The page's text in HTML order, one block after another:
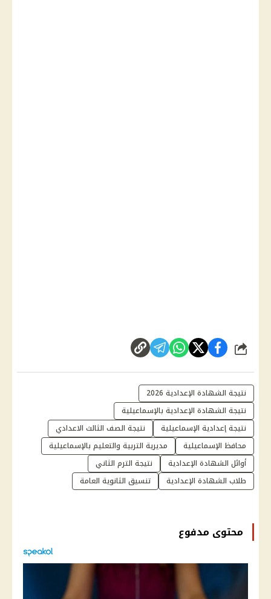
شارك
نتيجة الشهادة الإعدادية 2026
نتيجة الشهادة الإعدادية بالإسماعيلية
نتيجة إعدادية الإسماعيلية
نتيجة الصف الثالث الاعدادي
محافظ الإسماعيلية
مديرية التربية والتعليم بالإسماعيلية
أوائل الشهادة الإعدادية
نتيجة الترم الثاني
طلاب الشهادة الإعدادية
تنسيق الثانوية العامة
محتوى مدفوع